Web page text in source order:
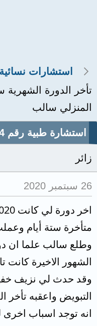
استشارات
تأخر الدورة الشهرية
المنزلي سالب
استشارة طبية رقم 13044
زائر
26 سبتمبر 2020
متأخرة ستة أيام
وطلع سالب علما ان
الشهور الاخيرة
وقد حدث لي نزيف
التبويض واعقبه تأخر
انه توجد اسباب اخرى